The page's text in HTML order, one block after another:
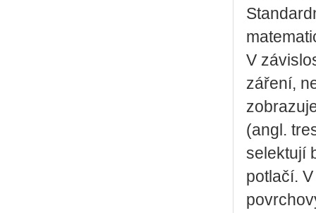
V
záření,
(angl.
selektují
potlačí.